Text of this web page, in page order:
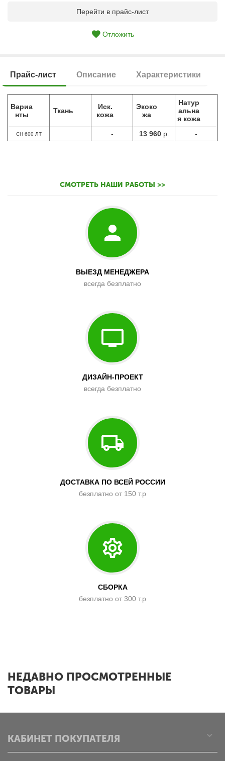
Перейти в прайс-лист
Отложить
Прайс-лист Описание Характеристики
Вариа
нты
Ткань
Иск.
кожа
Экоко
жа
Натур
альна
я кожа
CH 600 ЛТ - 13 960 р. -
СМОТРЕТЬ НАШИ РАБОТЫ >>
ВЫЕЗД МЕНЕДЖЕРА
всегда безплатно
ДИЗАЙН-ПРОЕКТ
всегда безплатно
ДОСТАВКА ПО ВСЕЙ РОССИИ
безплатно от 150 т.р
СБОРКА
безплатно от 300 т.р
НЕДАВНО ПРОСМОТРЕННЫЕ
ТОВАРЫ
КАБИНЕТ ПОКУПАТЕЛЯ